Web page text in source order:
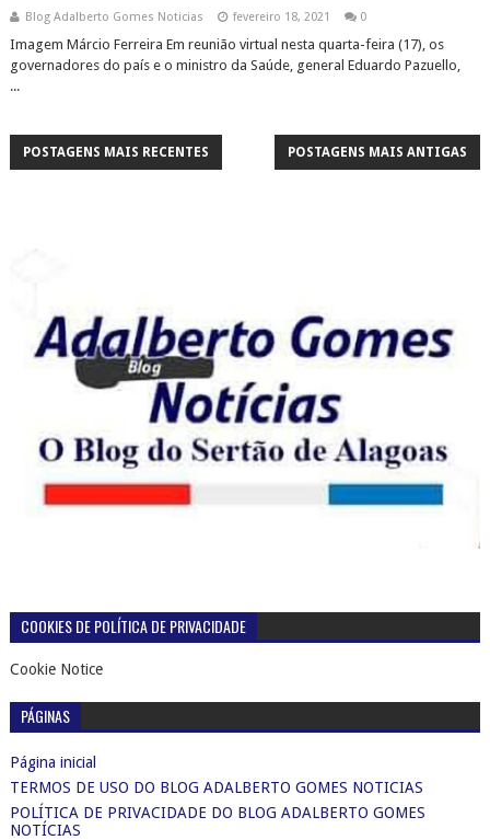
Blog Adalberto Gomes Noticias fevereiro 18, 2021 0
Imagem Márcio Ferreira Em reunião virtual nesta quarta-feira (17), os
governadores do país e o ministro da Saúde, general Eduardo Pazuello,
...
POSTAGENS MAIS RECENTES POSTAGENS MAIS ANTIGAS
COOKIES DE POLÍTICA DE PRIVACIDADE
Cookie Notice
PÁGINAS
Página inicial
TERMOS DE USO DO BLOG ADALBERTO GOMES NOTICIAS
POLÍTICA DE PRIVACIDADE DO BLOG ADALBERTO GOMES
NOTÍCIAS